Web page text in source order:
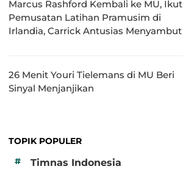
Marcus Rashford Kembali ke MU, Ikut
Pemusatan Latihan Pramusim di
Irlandia, Carrick Antusias Menyambut
26 Menit Youri Tielemans di MU Beri
Sinyal Menjanjikan
TOPIK POPULER
#
Timnas Indonesia